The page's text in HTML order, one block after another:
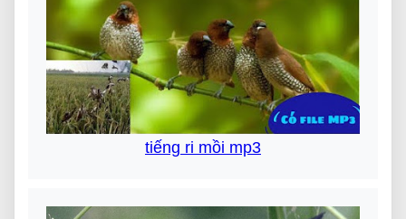
tiếng ri mồi mp3